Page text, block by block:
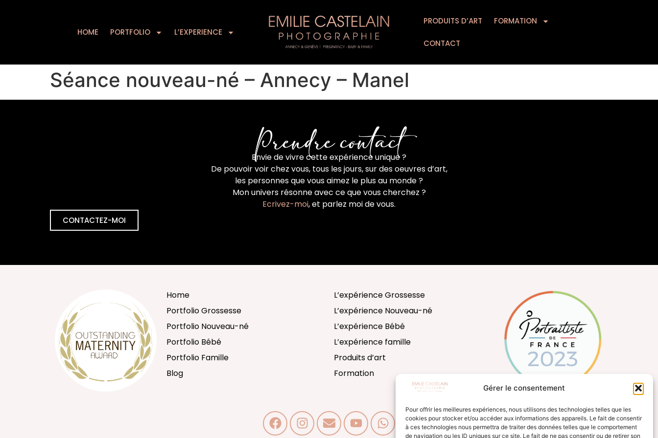
Gérer le consentement
Pour offrir les meilleures expériences, nous utilisons des technologies telles que les
cookies pour stocker et/ou accéder aux informations des appareils. Le fait de consentir
à ces technologies nous permettra de traiter des données telles que le comportement
de navigation ou les ID uniques sur ce site. Le fait de ne pas consentir ou de retirer son
HOME PORTFOLIO L’EXPERIENCE
PRODUITS D’ART FORMATION
CONTACT
L’EXPERIENCE SUPPORTS D’ART FORMATION CONTACT
Séance nouveau-né – Annecy – Manel
Prendre contact
Envie de vivre cette expérience unique ?
De pouvoir voir chez vous, tous les jours, sur des oeuvres d’art,
les personnes que vous aimez le plus au monde ?
Mon univers résonne avec ce que vous cherchez ?
Ecrivez-moi, et parlez moi de vous.
CONTACTEZ-MOI
Home
Portfolio Grossesse
Portfolio Nouveau-né
Portfolio Bébé
Portfolio Famille
Blog
L’expérience Grossesse
L’expérience Nouveau-né
L’expérience Bébé
L’expérience famille
Produits d’art
Formation